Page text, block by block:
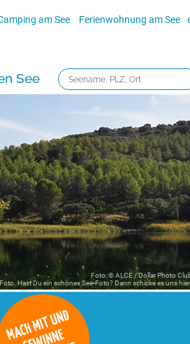
am See Ferienwohnung am See
See
Foto: © ALCE / Dollar Photo
Hast Du ein schönes See-Foto? Dann schicke es uns